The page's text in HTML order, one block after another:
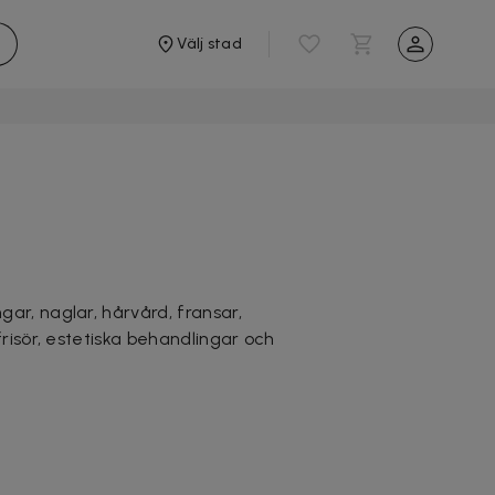
Välj stad
naglar, hårvård, fransar,
estetiska behandlingar och